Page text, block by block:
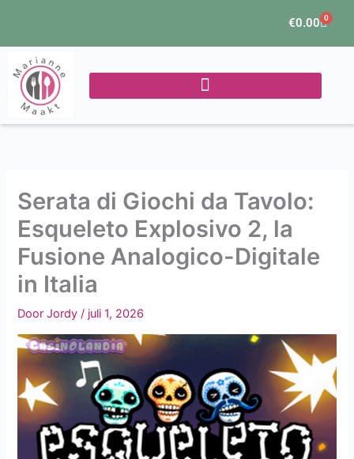
de
inhoud
€0.00 0
Serata di Giochi da Tavolo:
Esqueleto Explosivo 2, la
Fusione Analogico-Digitale
in Italia
DoorJordy/ juli 1, 2026